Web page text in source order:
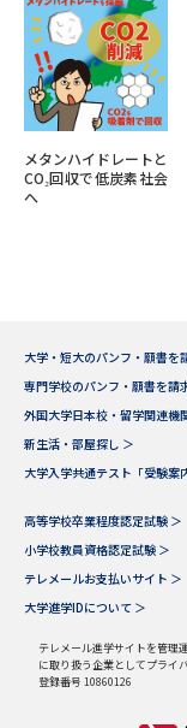
メタンハイドレートと
CO₂回収で低炭素社会
へ
大学・短大のパンフ・願書を
専門学校のパンフ・願書を請
外国大学日本校・留学関連機
新生活・部屋探し ＞
大学入学共通テスト「受験案
高等学校卒業程度認定試験 ＞
小学校教員資格認定試験 ＞
テレメールお支払いサイト ＞
大学進学IDについて ＞
テレメール進学サイトを管理
に取り扱う企業としてプライ
登録番号 10860126